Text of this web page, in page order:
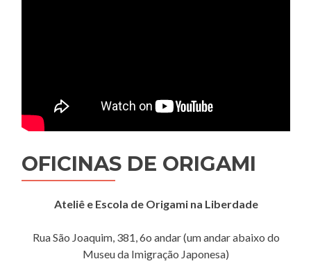
OFICINAS DE ORIGAMI
Ateliê e Escola de Origami na Liberdade
Rua São Joaquim, 381, 6o andar (um andar abaixo do
Museu da Imigração Japonesa)